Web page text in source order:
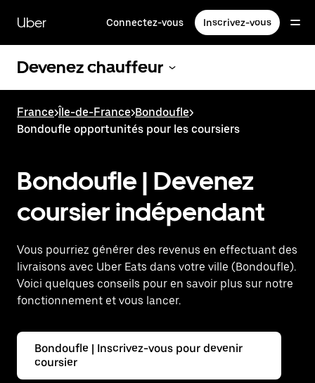
contenu
principal
Uber Connectez-vous Inscrivez-vous
Devenez chauffeur
France>Île-de-France>Bondoufle>
Bondoufle opportunités pour les coursiers
Bondoufle | Devenez
coursier indépendant
Vous pourriez générer des revenus en effectuant des
livraisons avec Uber Eats dans votre ville (Bondoufle).
Voici quelques conseils pour en savoir plus sur notre
fonctionnement et vous lancer.
Bondoufle | Inscrivez-vous pour devenir
coursier